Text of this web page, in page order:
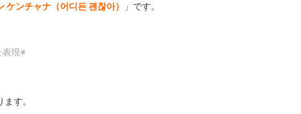
ケンチャナ（어디든 괜찮아） 」です。
表現※
ます。